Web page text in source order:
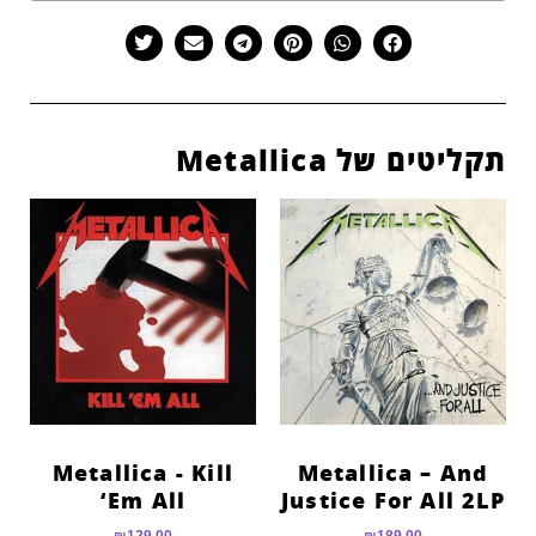
תקליטים של Metallica
Metallica – And
Justice For All 2LP
Metallica ‎- Kill
‘Em All